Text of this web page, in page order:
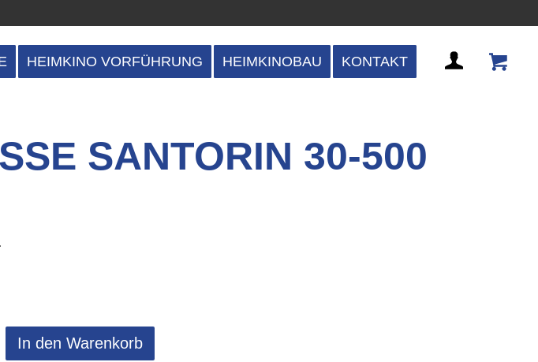
HEIMKINO VORFÜHRUNG HEIMKINOBAU KONTAKT
SANTORIN 30-500
In den Warenkorb